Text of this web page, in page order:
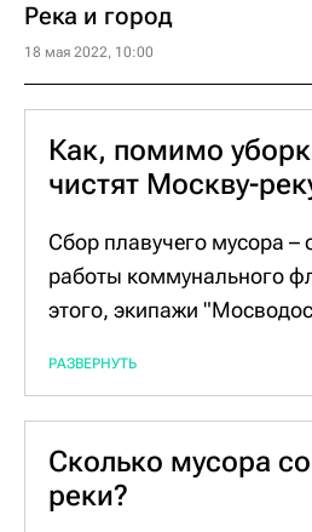
главной водной артерии
сильные морозы и при
Река и город
18 мая 2022, 10:00
Как, помимо
чистят Москву-
Сбор плавучего мусора –
работы коммунального
этого, экипажи
дна реки, в местах
ликвидируют пятна на
этого используют
Гидробрейк. Попадая на
РАЗВЕРНУТЬ
Сколько мусора
реки?